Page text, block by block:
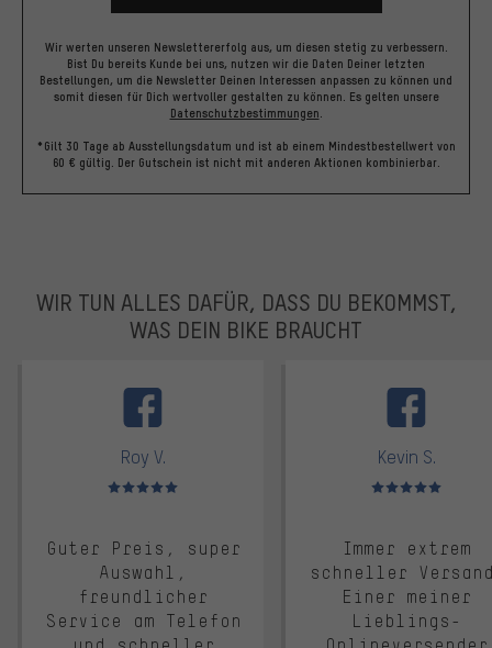
Wir werten unseren Newslettererfolg aus, um diesen stetig zu verbessern.
Bist Du bereits Kunde bei uns, nutzen wir die Daten Deiner letzten
Bestellungen, um die Newsletter Deinen Interessen anpassen zu können und
somit diesen für Dich wertvoller gestalten zu können. Es gelten unsere
Datenschutzbestimmungen
*Gilt 30 Tage ab Ausstellungsdatum und ist ab einem Mindestbestellwert von
60 € gültig. Der Gutschein ist nicht mit anderen Aktionen kombinierbar.
WIR TUN ALLES DAFÜR, DASS DU BEKOMMST,
WAS DEIN BIKE BRAUCHT
Roy V.
Bewertungen: 5 von 5
Guter Preis, super
Auswahl,
freundlicher
Service am Telefon
Kevin S.
Bewertungen: 5 von 5
Immer extrem
schneller
Einer meiner
Lieblings-